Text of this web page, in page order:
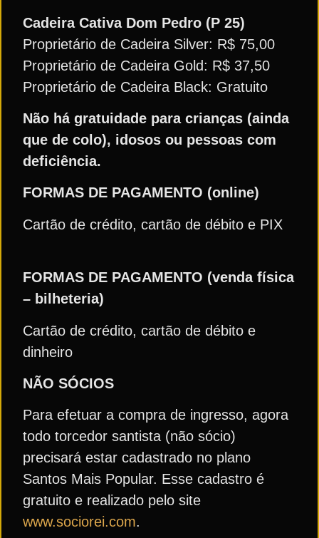
Cadeira Cativa Dom Pedro (P 25)
Proprietário de Cadeira Silver: R$ 75,00
Proprietário de Cadeira Gold: R$ 37,50
Proprietário de Cadeira Black: Gratuito
Não há gratuidade para crianças (ainda
que de colo), idosos ou pessoas com
deficiência.
FORMAS DE PAGAMENTO (online)
Cartão de crédito, cartão de débito e PIX
FORMAS DE PAGAMENTO (venda física
– bilheteria)
Cartão de crédito, cartão de débito e
dinheiro
NÃO SÓCIOS
Para efetuar a compra de ingresso, agora
todo torcedor santista (não sócio)
precisará estar cadastrado no plano
Santos Mais Popular. Esse cadastro é
gratuito e realizado pelo site
www.sociorei.com.